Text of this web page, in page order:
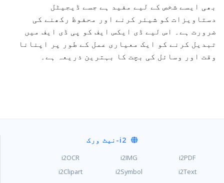
بھی ایسے شخص کے لیے مفید ہے جسے ڈیجیٹل
دستاویزات کو شیئر کرنے اور محفوظ رکھنے کی
ضرورت ہے۔ اس لیے ڈی ایکس ایف کو پی ڈی ایف میں
تبدیل کرنے کو ایک معیاری عمل کے طور پر اپنانا
وقت اور وسائل کی بچت کا بہترین ذریعہ ہے۔
i2-نیٹ ورک
i2PDF
i2IMG
i2OCR
i2Text
i2Symbol
i2Clipart